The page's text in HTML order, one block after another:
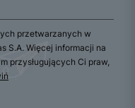
przetwarzanych w
S.A. Więcej informacji na
przysługujących Ci praw,